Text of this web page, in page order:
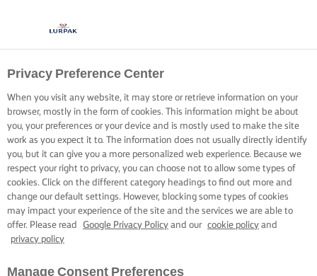
Privacy Preference Center
When you visit any website, it may store or retrieve information on your
browser, mostly in the form of cookies. This information might be about
you, your preferences or your device and is mostly used to make the site
work as you expect it to. The information does not usually directly identify
you, but it can give you a more personalized web experience. Because we
respect your right to privacy, you can choose not to allow some types of
cookies. Click on the different category headings to find out more and
change our default settings. However, blocking some types of cookies
may impact your experience of the site and the services we are able to
offer. Please read
Google Privacy Policy and our cookie policy and
privacy policy
Manage Consent Preferences